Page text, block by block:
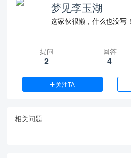
梦见李玉湖
这家伙很懒，什么也没写！
提问
2
回答
4
关注TA
相关问题